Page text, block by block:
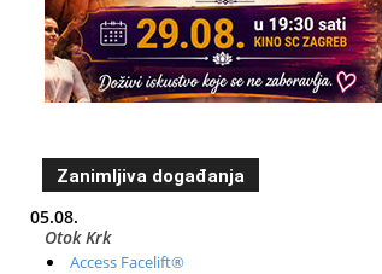
Zanimljiva događanja
05.08.
Otok Krk
Access Facelift®